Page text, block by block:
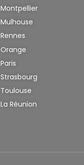
Montpellier
Mulhouse
Rennes
Orange
Paris
Strasbourg
Toulouse
La Réunion